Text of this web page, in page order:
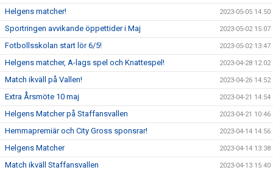
Helgens matcher! 2023-05-05 14:50
Sportringen avvikande öppettider i Maj 2023-05-02 15:07
Fotbollsskolan start lör 6/5! 2023-05-02 13:47
Helgens matcher, A-lags spel och Knattespel! 2023-04-28 12:02
Match ikväll på Vallen! 2023-04-26 14:52
Extra Årsmöte 10 maj 2023-04-21 14:54
Helgens Matcher på Staffansvallen 2023-04-21 10:46
Hemmapremiär och City Gross sponsrar! 2023-04-14 14:56
Helgens Matcher 2023-04-14 13:38
Match ikväll Staffansvallen 2023-04-13 15:40